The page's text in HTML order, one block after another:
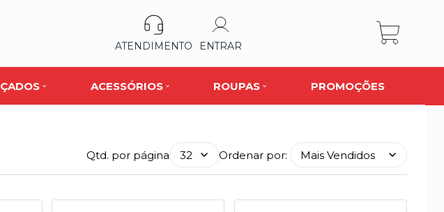
ATENDIMENTO ENTRAR
ACESSÓRIOS ROUPAS PROMOÇÕES
Qtd. por página Ordenar por: